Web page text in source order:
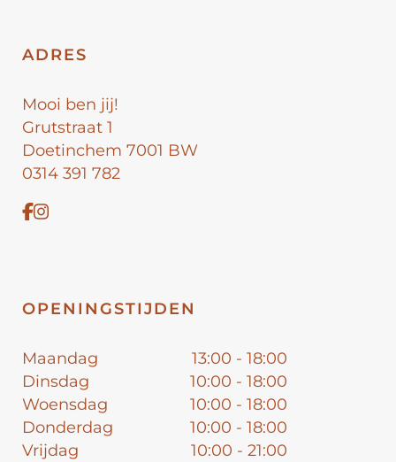
ADRES
Mooi ben jij!
Grutstraat 1
Doetinchem 7001 BW
0314 391 782
OPENINGSTIJDEN
Maandag
13:00 - 18:00
Dinsdag
10:00 - 18:00
Woensdag
10:00 - 18:00
Donderdag
10:00 - 18:00
Vrijdag
10:00 - 21:00